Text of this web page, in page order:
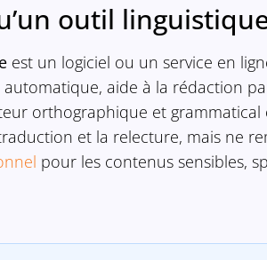
outil
est un logiciel ou un service en
aide à la rédaction
orthographique et grammatical
et la relecture, mais ne
pour les contenus sensibles,